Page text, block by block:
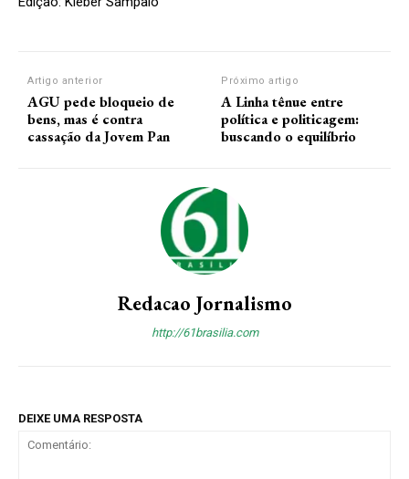
Artigo anterior
AGU pede bloqueio de
bens, mas é contra
cassação da Jovem Pan
Próximo artigo
A Linha tênue entre
política e politicagem:
buscando o equilíbrio
Redacao Jornalismo
http://61brasilia.com
DEIXE UMA RESPOSTA